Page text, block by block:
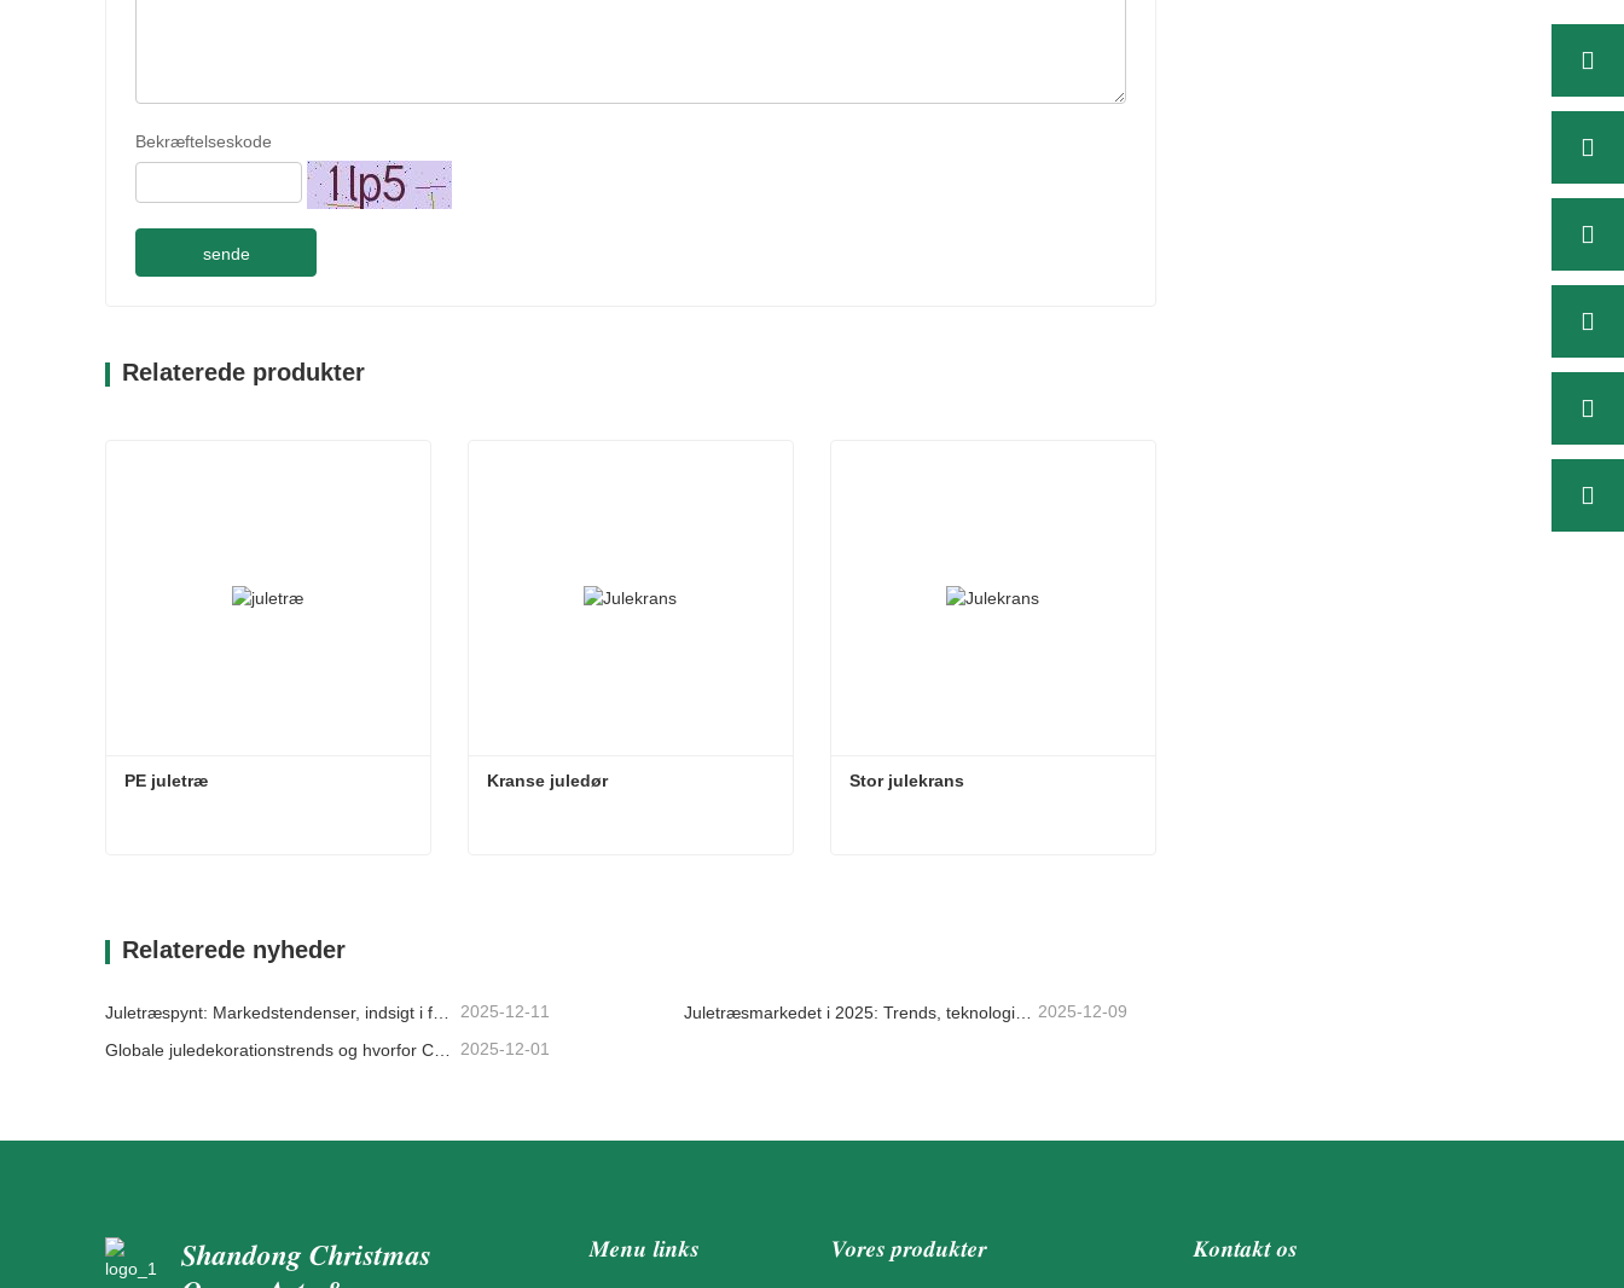
Bekræftelseskode
sende
Relaterede produkter
PE juletræ Kranse juledør Stor julekrans
Relaterede nyheder
2025-12-11 Juletræsmarkedet i 2025: Trends, teknologier og indkøbsguide til B2B-købere 2025-12-09
Globale juledekorationstrends og hvorfor Christmas Queen fortsat fører an på markedet 2025-12-01
Shandong Christmas
Menu links Vores produkter Kontakt os